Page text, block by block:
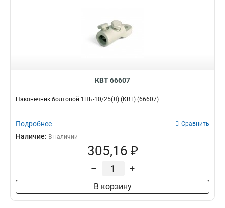
КВТ 66607
Наконечник болтовой 1НБ-10/25(Л) (КВТ) (66607)
Подробнее Сравнить
Наличие: В наличии
305,16 ₽
– +
В корзину